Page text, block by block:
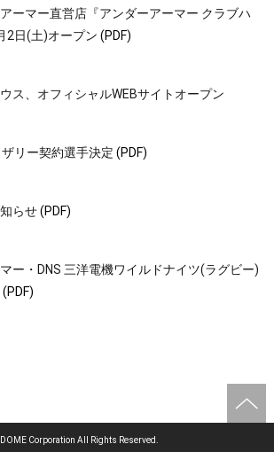
ーマー直営店『アンダーアーマー クラブハ
2日(土)オープン (PDF)
ス、オフィシャルWEBサイトオープン
リー契約選手決定 (PDF)
らせ(PDF)
ー・DNS 三洋電機ワイルドナイツ(ラグビー)
(PDF)
DOME Corporation All Rights Reserved.